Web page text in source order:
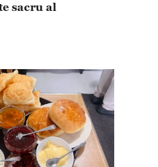
este o specie de arbore
Dahan, provincia
sacru al